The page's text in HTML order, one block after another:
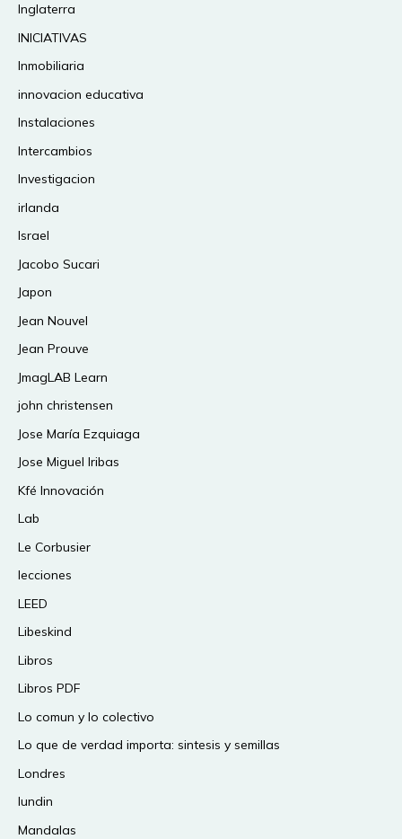
Inglaterra
INICIATIVAS
Inmobiliaria
innovacion educativa
Instalaciones
Intercambios
Investigacion
irlanda
Israel
Jacobo Sucari
Japon
Jean Nouvel
Jean Prouve
JmagLAB Learn
john christensen
Jose María Ezquiaga
Jose Miguel Iribas
Kfé Innovación
Lab
Le Corbusier
lecciones
LEED
Libeskind
Libros
Libros PDF
Lo comun y lo colectivo
Lo que de verdad importa: sintesis y semillas
Londres
lundin
Mandalas